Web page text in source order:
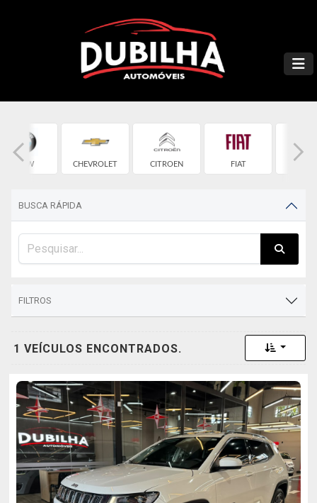
BMW CHEVROLET CITROEN FIAT
BUSCA RÁPIDA
FILTROS
1 VEÍCULOS ENCONTRADOS. Toggle